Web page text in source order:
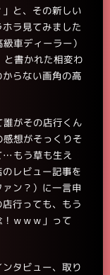
と、その新しい
ラ見てみました
車ディーラー）
と書かれた相変わ
らない画角の高
がその店行くん
想がそっくりそ
…もう草も生え
レビュー記事を
ン？）に一言申
行っても、もう
ｗｗｗ」って
タビュー、取り